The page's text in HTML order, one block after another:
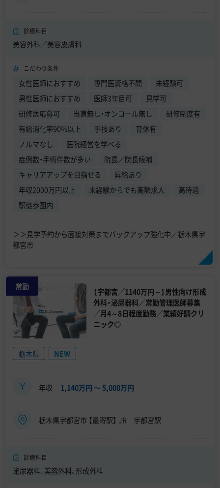
診療科目
美容外科／美容皮膚科
こだわり条件
女性医師におすすめ 専門医資格不問
未経験可
男性医師におすすめ
医師3年目可
見学可
研修医応募可
当直無し・オンコール無し
研修制度有
有給消化率90%以上
手技あり
育休有
ノルマなし
医院経営を学べる
症例数・手術件数が多い
院長／院長候補
キャリアアップを目指せる
昇給あり
年収2000万円以上
未経験からでも高額求人
高待遇
駅徒歩圏内
＞＞見学予約から面接対策までバックアップ強化中／栃木県宇
都宮市
常勤
【宇都宮／1140万円～】男性向け形成
外科・泌尿器科／常勤管理医師募集
／月4～8日程度勤務／業績好調クリ
ニック◎
栃木県 NEW
年収 1,140万円 〜5,000万円
栃木県宇都宮市 【最寄駅】 JR 宇都宮駅
診療科目
泌尿器科、美容外科、形成外科